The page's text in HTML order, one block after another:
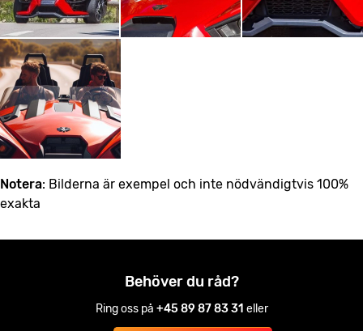
Notera: Bilderna är exempel och inte nödvändigtvis 100%
exakta
Behöver du råd?
Ring oss på +45 89 87 83 31 eller